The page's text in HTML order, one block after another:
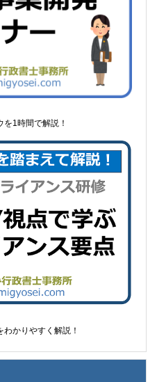
1時間で解説！
かりやすく解説！